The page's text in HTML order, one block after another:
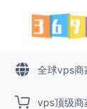
全球vps商
vps顶级商